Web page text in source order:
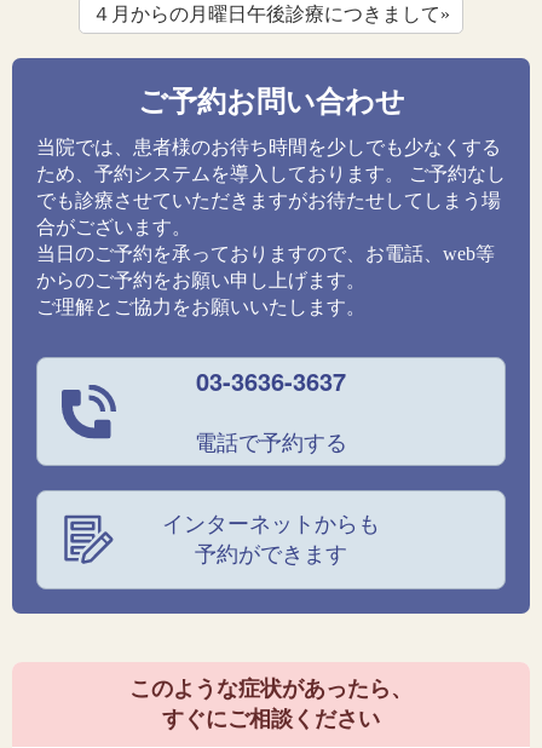
４月からの月曜日午後診療につきまして»
ご予約お問い合わせ
当院では、患者様のお待ち時間を少しでも少なくする
ため、予約システムを導入しております。 ご予約なし
でも診療させていただきますがお待たせしてしまう場
合がございます。
当日のご予約を承っておりますので、お電話、web等
からのご予約をお願い申し上げます。
ご理解とご協力をお願いいたします。
03-3636-3637
電話で予約する
インターネットからも
予約ができます
このような症状があったら、
すぐにご相談ください